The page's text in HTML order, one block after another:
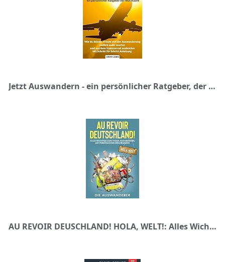
Jetzt Auswandern - ein persönlicher Ratgeber, der Mut macht: Wie Du Deinen Traum von der Auswanderung endlich wahr machst und aus dem Hamsterrad ausbrichst! Mit Schritt für Schritt Anleitung
AU REVOIR DEUSCHLAND! HOLA, WELT!: Alles Wichtige zum Thema Auswandern, mit persönlichen Erfahrungen